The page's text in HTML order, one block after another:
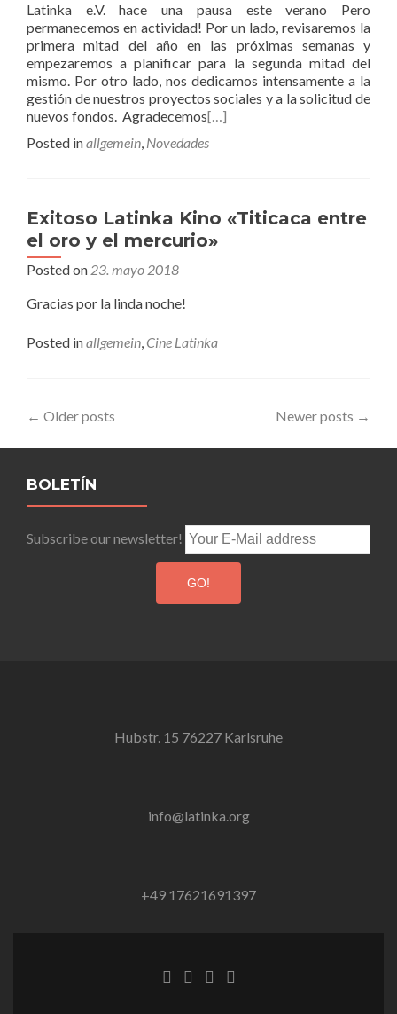
Latinka e.V. hace una pausa este verano Pero
permanecemos en actividad! Por un lado, revisaremos la
primera mitad del año en las próximas semanas y
empezaremos a planificar para la segunda mitad del
mismo. Por otro lado, nos dedicamos intensamente a la
gestión de nuestros proyectos sociales y a la solicitud de
nuevos fondos. Agradecemos[…]
Posted inallgemein, Novedades
Exitoso Latinka Kino «Titicaca entre
el oro y el mercurio»
Posted on 23. mayo 2018
Gracias por la linda noche!
Posted inallgemein, Cine Latinka
Posts
navigation
← Older posts Newer posts →
BOLETÍN
Subscribe our newsletter!
Hubstr. 15 76227 Karlsruhe
info@latinka.org
+49 17621691397